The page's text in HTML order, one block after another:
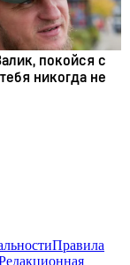
Правила